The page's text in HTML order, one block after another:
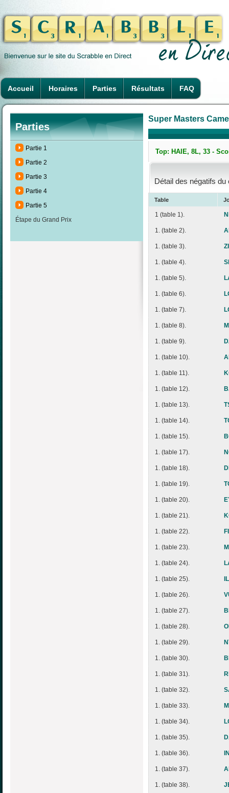
Accueil Horaires Parties Résultats FAQ
Parties
Partie 1
Partie 2
Partie 3
Partie 4
Partie 5
Étape du Grand Prix
Super Masters
Top: HAIE, 8L, 33 -
Détail des négatifs
Table
1 (table 1).
1. (table 2).
1. (table 3).
1. (table 4).
1. (table 5).
1. (table 6).
1. (table 7).
1. (table 8).
1. (table 9).
1. (table 10).
1. (table 11).
1. (table 12).
1. (table 13).
1. (table 14).
1. (table 15).
1. (table 17).
1. (table 18).
1. (table 19).
1. (table 20).
1. (table 21).
1. (table 22).
1. (table 23).
1. (table 24).
1. (table 25).
1. (table 26).
1. (table 27).
1. (table 28).
1. (table 29).
1. (table 30).
1. (table 31).
1. (table 32).
1. (table 33).
1. (table 34).
1. (table 35).
1. (table 36).
1. (table 37).
1. (table 38).